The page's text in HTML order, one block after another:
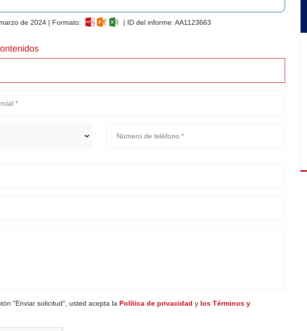
de 2024 | Formato: | ID del informe: AA1123663
"Enviar solicitud", usted acepta la Política de privacidad y los Términos y